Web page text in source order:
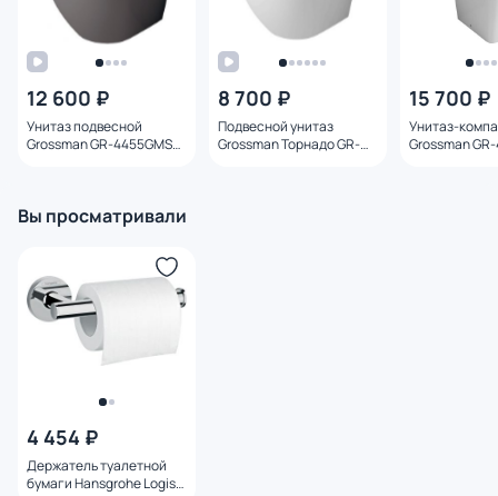
12 600 ₽
Унитаз подвесной
Grossman GR-4455GMS
8 700 ₽
Подвесной унитаз
Grossman Торнадо GR-
15 700 ₽
Унитаз-
Grossman
Вы просматривали
4 454 ₽
Держатель туалетной
бумаги Hansgrohe Logis